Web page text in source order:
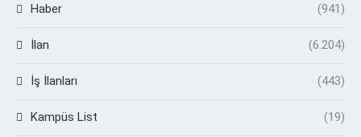
Haber (941)
İlan (6.204)
İş İlanları (443)
Kampüs List (19)